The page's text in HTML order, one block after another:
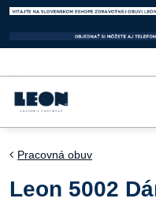
Pracovná obuv
Leon 5002